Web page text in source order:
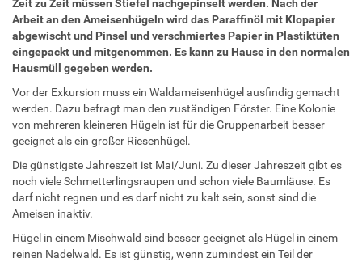
Zeit zu Zeit müssen Stiefel nachgepinselt werden. Nach der
Arbeit an den Ameisenhügeln wird das Paraffinöl mit Klopapier
abgewischt und Pinsel und verschmiertes Papier in Plastiktüten
eingepackt und mitgenommen. Es kann zu Hause in den normalen
Hausmüll gegeben werden.
Vor der Exkursion muss ein Waldameisenhügel ausfindig gemacht
werden. Dazu befragt man den zuständigen Förster. Eine Kolonie
von mehreren kleineren Hügeln ist für die Gruppenarbeit besser
geeignet als ein großer Riesenhügel.
Die günstigste Jahreszeit ist Mai/Juni. Zu dieser Jahreszeit gibt es
noch viele Schmetterlingsraupen und schon viele Baumläuse. Es
darf nicht regnen und es darf nicht zu kalt sein, sonst sind die
Ameisen inaktiv.
Hügel in einem Mischwald sind besser geeignet als Hügel in einem
reinen Nadelwald. Es ist günstig, wenn zumindest ein Teil der